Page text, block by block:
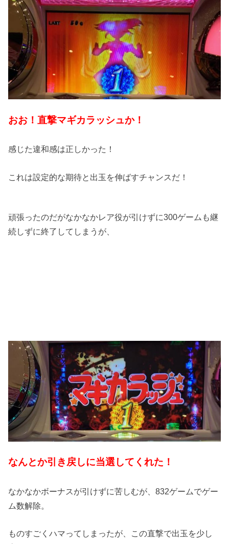
おお！直撃マギカラッシュか！
感じた違和感は正しかった！
これは設定的な期待と出玉を伸ばすチャンスだ！
頑張ったのだがなかなかレア役が引けずに300ゲームも継
続しずに終了してしまうが、
なんとか引き戻しに当選してくれた！
なかなかボーナスが引けずに苦しむが、832ゲームでゲー
ム数解除。
ものすごくハマってしまったが、この直撃で出玉を少し